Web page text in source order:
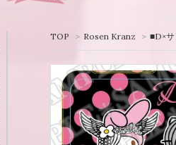
TOP > Rosen Kranz > ■D×